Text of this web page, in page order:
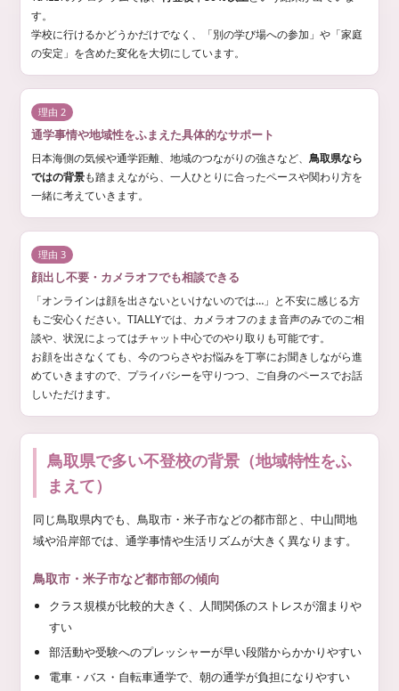
す。
学校に行けるかどうかだけでなく、「別の学び場への参加」や「家庭
の安定」を含めた変化を大切にしています。
理由 2
通学事情や地域性をふまえた具体的なサポート
日本海側の気候や通学距離、地域のつながりの強さなど、鳥取県なら
ではの背景も踏まえながら、一人ひとりに合ったペースや関わり方を
一緒に考えていきます。
理由 3
顔出し不要・カメラオフでも相談できる
「オンラインは顔を出さないといけないのでは…」と不安に感じる方
もご安心ください。TIALLYでは、カメラオフのまま音声のみでのご相
談や、状況によってはチャット中心でのやり取りも可能です。
お顔を出さなくても、今のつらさやお悩みを丁寧にお聞きしながら進
めていきますので、プライバシーを守りつつ、ご自身のペースでお話
しいただけます。
鳥取県で多い不登校の背景（地域特性をふ
まえて）
同じ鳥取県内でも、鳥取市・米子市などの都市部と、中山間地
域や沿岸部では、通学事情や生活リズムが大きく異なります。
鳥取市・米子市など都市部の傾向
クラス規模が比較的大きく、人間関係のストレスが溜まりや
すい
部活動や受験へのプレッシャーが早い段階からかかりやすい
電車・バス・自転車通学で、朝の通学が負担になりやすい